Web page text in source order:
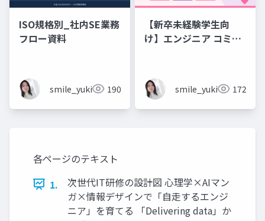
ISO規格別_社内SE業務
フロー資料
smile_yukiko_it190
【新卒未経験学生向
け】エンジニア コミュ
のコミュニケーション
フレーズ集smile_yukiko_it172
各ページのテキスト
1.
次世代IT研修の設計図 心理学×AIマン
ガ×情報デザインで「自走するエンジ
ニア」を育てる 「Delivering data」か